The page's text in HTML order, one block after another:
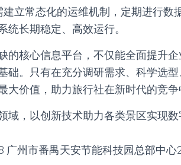
立常态化的运维机制，定期进行数
长期稳定、高效运行。
的核心信息平台，不仅能全面提升
础。只有在充分调研需求、科学选
价值，助力旅行社在新时代的竞争
域，以创新技术助力各类景区实现数
州市番禺天安节能科技园总部中心